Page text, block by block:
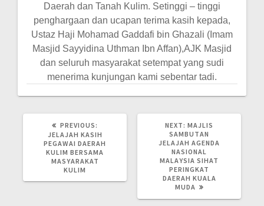
Daerah dan Tanah Kulim. Setinggi – tinggi
penghargaan dan ucapan terima kasih kepada,
Ustaz Haji Mohamad Gaddafi bin Ghazali (Imam
Masjid Sayyidina Uthman Ibn Affan),AJK Masjid
dan seluruh masyarakat setempat yang sudi
menerima kunjungan kami sebentar tadi.
PREVIOUS:
POST:
JELAJAH KASIH
PEGAWAI DAERAH
KULIM BERSAMA
MASYARAKAT
KULIM
NEXT: NEXT
POST:
MAJLIS
SAMBUTAN
JELAJAH AGENDA
NASIONAL
MALAYSIA SIHAT
PERINGKAT
DAERAH KUALA
MUDA